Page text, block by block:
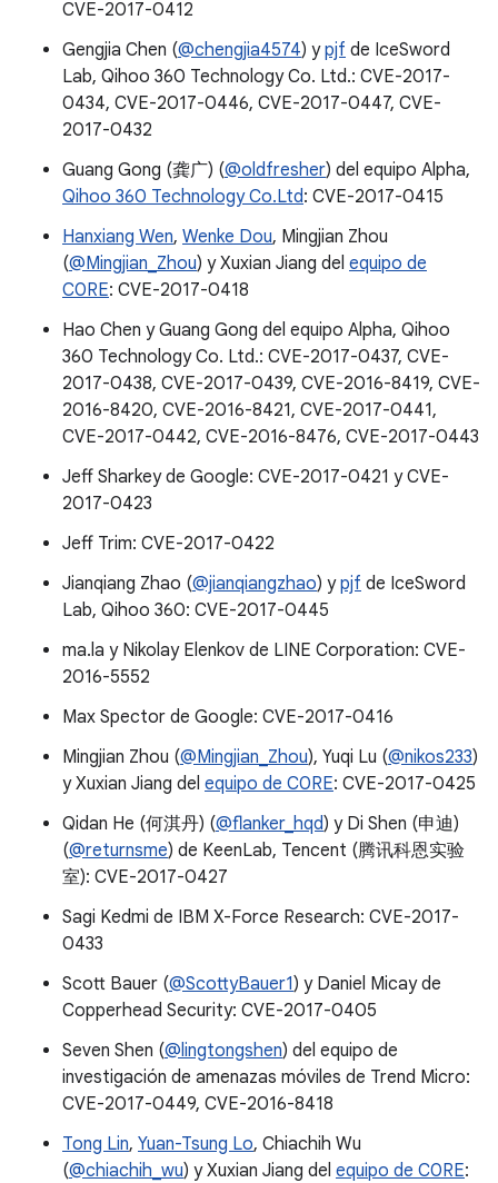
CVE-2017-0412
Gengjia Chen (@chengjia4574) ypjf de IceSword
Lab, Qihoo 360 Technology Co. Ltd.: CVE-2017-
0434, CVE-2017-0446, CVE-2017-0447, CVE-
2017-0432
Guang Gong (龚广) (@oldfresher) del equipo Alpha,
Qihoo 360 Technology Co.Ltd: CVE-2017-0415
Hanxiang Wen, Wenke Dou, Mingjian Zhou
(@Mingjian_Zhou) y Xuxian Jiang del equipo de
C0RE: CVE-2017-0418
Hao Chen y Guang Gong del equipo Alpha, Qihoo
360 Technology Co. Ltd.: CVE-2017-0437, CVE-
2017-0438, CVE-2017-0439, CVE-2016-8419, CVE-
2016-8420, CVE-2016-8421, CVE-2017-0441,
CVE-2017-0442, CVE-2016-8476, CVE-2017-0443
Jeff Sharkey de Google: CVE-2017-0421 y CVE-
2017-0423
Jeff Trim: CVE-2017-0422
Jianqiang Zhao (@jianqiangzhao) ypjf de IceSword
Lab, Qihoo 360: CVE-2017-0445
ma.la y Nikolay Elenkov de LINE Corporation: CVE-
2016-5552
Max Spector de Google: CVE-2017-0416
Mingjian Zhou (@Mingjian_Zhou), Yuqi Lu (@nikos233)
y Xuxian Jiang del equipo de C0RE: CVE-2017-0425
Qidan He (何淇丹) (@flanker_hqd) y Di Shen (申迪)
(@returnsme) de KeenLab, Tencent (腾讯科恩实验
室): CVE-2017-0427
Sagi Kedmi de IBM X-Force Research: CVE-2017-
0433
Scott Bauer (@ScottyBauer1) y Daniel Micay de
Copperhead Security: CVE-2017-0405
Seven Shen (@lingtongshen) del equipo de
investigación de amenazas móviles de Trend Micro:
CVE-2017-0449, CVE-2016-8418
Tong Lin, Yuan-Tsung Lo, Chiachih Wu
(@chiachih_wu) y Xuxian Jiang del equipo de C0RE: